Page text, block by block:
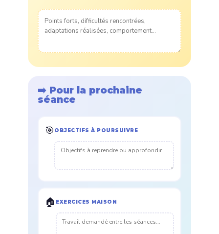
➡️ Pour la prochaine
séance
🎯 OBJECTIFS À POURSUIVRE
🏠 EXERCICES MAISON